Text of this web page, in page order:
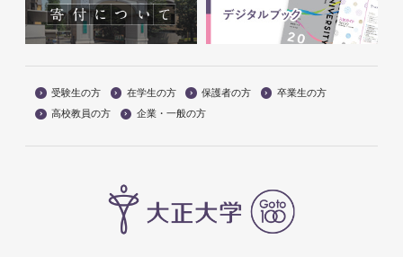
受験生の方 在学生の方 保護者の方
卒業生の方
高校教員の方
企業・一般の方